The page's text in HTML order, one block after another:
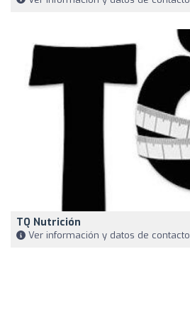
TQ Nutrición
Ver información y datos de contacto